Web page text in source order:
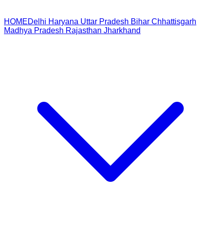
HOMEDelhi Haryana Uttar Pradesh Bihar Chhattisgarh
Madhya Pradesh Rajasthan Jharkhand